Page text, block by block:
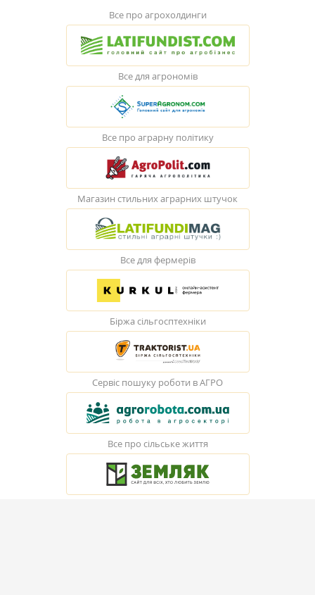
Все про агрохолдинги
Все для агрономів
Все про аграрну політику
Магазин стильних аграрних штучок
Все для фермерів
Біржа сільгосптехніки
Сервіс пошуку роботи в АГРО
Все про сільське життя